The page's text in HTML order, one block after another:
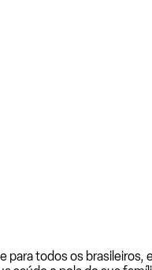
todos os